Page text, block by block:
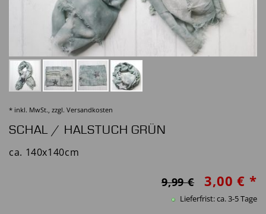
* inkl. MwSt., zzgl. Versandkosten
SCHAL / HALSTUCH GRÜN
ca. 140x140cm
9,99 € 3,00 € *
Lieferfrist: ca. 3-5 Tage